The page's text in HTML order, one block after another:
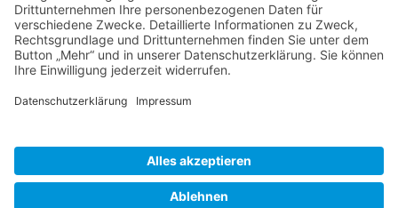
Zurück
»facebook.com/kamenz.news »facebook.com/rathaus.kamenz
»facebook.com/Kamenz.Tourismus
»instagramm.com/kamenz_tourismus
»Kontakt
»Elektronische Kommunikation